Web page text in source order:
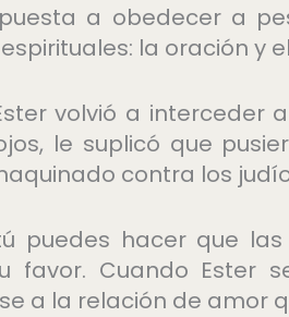
a obedecer a
la oración y
volvió a
le suplicó que
contra los
puedes hacer que
favor. Cuando Ester
a la relación de amor